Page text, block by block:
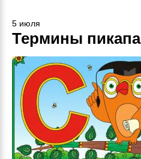
5 июля
Термины пикапа